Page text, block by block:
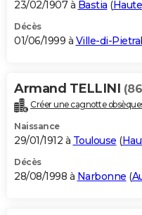
23/02/1907 à Bastia (
Décès
01/06/1999 à Ville-di-
Armand TELLINI
Créer une cagnotte
Naissance
29/01/1912 à Toulouse (
Décès
28/08/1998 à Narbonne (